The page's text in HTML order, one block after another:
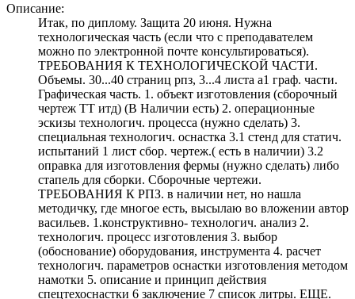
Описание:
Итак, по диплому. Защита 20 июня. Нужна
технологическая часть (если что с преподавателем
можно по электронной почте консультироваться).
ТРЕБОВАНИЯ К ТЕХНОЛОГИЧЕСКОЙ ЧАСТИ.
Объемы. 30...40 страниц рпз, 3...4 листа а1 граф. части.
Графическая часть. 1. объект изготовления (сборочный
чертеж ТТ итд) (В Наличии есть) 2. операционные
эскизы технологич. процесса (нужно сделать) 3.
специальная технологич. оснастка 3.1 стенд для статич.
испытаний 1 лист сбор. чертеж.( есть в наличии) 3.2
оправка для изготовления фермы (нужно сделать) либо
стапель для сборки. Сборочные чертежи.
ТРЕБОВАНИЯ К РПЗ. в наличии нет, но нашла
методичку, где многое есть, высылаю во вложении автор
васильев. 1.конструктивно- технологич. анализ 2.
технологич. процесс изготовления 3. выбор
(обоснование) оборудования, инструмента 4. расчет
технологич. параметров оснастки изготовления методом
намотки 5. описание и принцип действия
спецтехоснастки 6 заключение 7 список литры. ЕЩЕ.